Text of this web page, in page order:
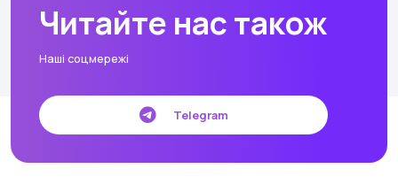
Читайте нас також
Наші соцмережі
Telegram